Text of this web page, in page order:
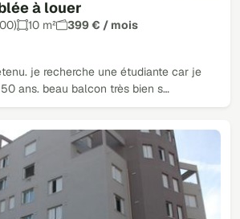
à louer
10 m²
399 € / mois
je recherche une étudiante car je
ans. beau balcon très bien s…